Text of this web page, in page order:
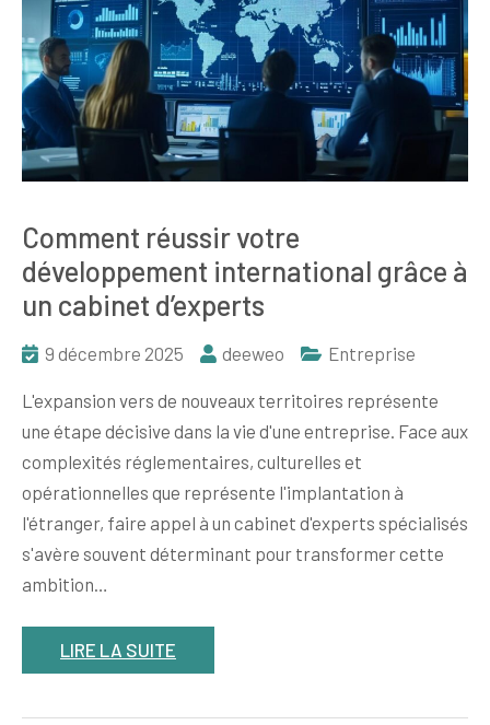
Comment réussir votre
développement international grâce à
un cabinet d’experts
9 décembre 2025 deeweo Entreprise
L'expansion vers de nouveaux territoires représente
une étape décisive dans la vie d'une entreprise. Face aux
complexités réglementaires, culturelles et
opérationnelles que représente l'implantation à
l'étranger, faire appel à un cabinet d'experts spécialisés
s'avère souvent déterminant pour transformer cette
ambition…
LIRE LA SUITE